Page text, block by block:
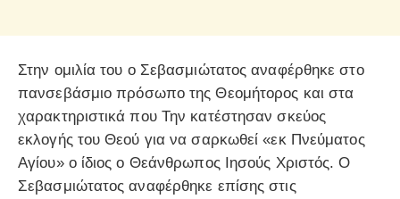
Στην ομιλία του ο Σεβασμιώτατος αναφέρθηκε στο
πανσεβάσμιο πρόσωπο της Θεομήτορος και στα
χαρακτηριστικά που Την κατέστησαν σκεύος
εκλογής του Θεού για να σαρκωθεί «εκ Πνεύματος
Αγίου» ο ίδιος ο Θεάνθρωπος Ιησούς Χριστός. Ο
Σεβασμιώτατος αναφέρθηκε επίσης στις